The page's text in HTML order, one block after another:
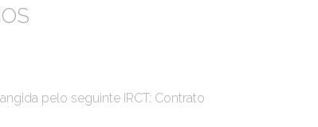
pelo seguinte IRCT: Contrato